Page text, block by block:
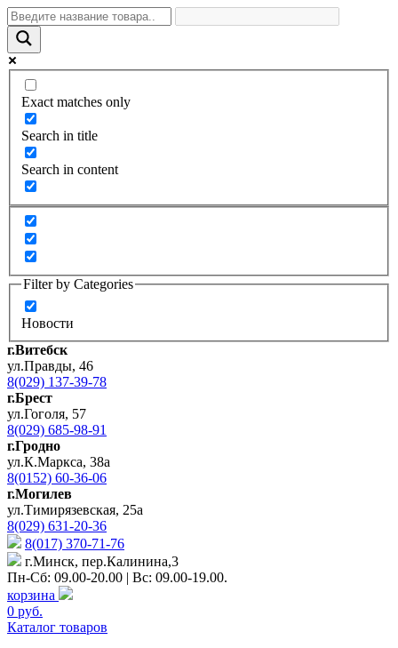
Exact matches only
Search in title
Search in content
Filter by Categories
Новости
г.Витебск
ул.Правды, 46
8(029) 137-39-78
г.Брест
ул.Гоголя, 57
8(029) 685-98-91
г.Гродно
ул.К.Маркса, 38а
8(0152) 60-36-06
г.Могилев
ул.Тимирязевская, 25а
8(029) 631-20-36
8(017) 370-71-76
г.Минск, пер.Калинина,3
Пн-Сб: 09.00-20.00 | Вс: 09.00-19.00.
корзина
0 руб.
Каталог товаров